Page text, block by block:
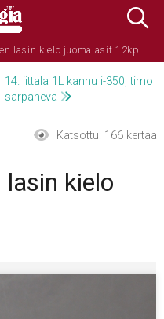
lasin kielo juomalasit 12kpl
14. iittala 1L kannu i-350, timo
sarpaneva
Katsottu: 166 kertaa
kielo